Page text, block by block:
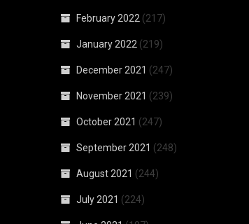
February 2022 (217)
January 2022 (219)
December 2021 (247)
November 2021 (239)
October 2021 (247)
September 2021 (248)
August 2021 (244)
July 2021 (224)